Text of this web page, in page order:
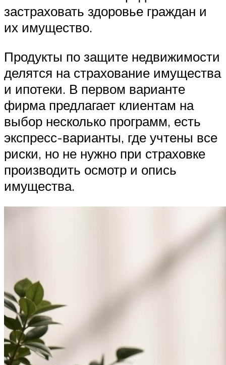
застраховать здоровье граждан и
их имущество.
Продукты по защите недвижимости
делятся на страхование имущества
и ипотеки. В первом варианте
фирма предлагает клиентам на
выбор несколько программ, есть
экспресс-варианты, где учтены все
риски, но не нужно при страховке
производить осмотр и опись
имущества.